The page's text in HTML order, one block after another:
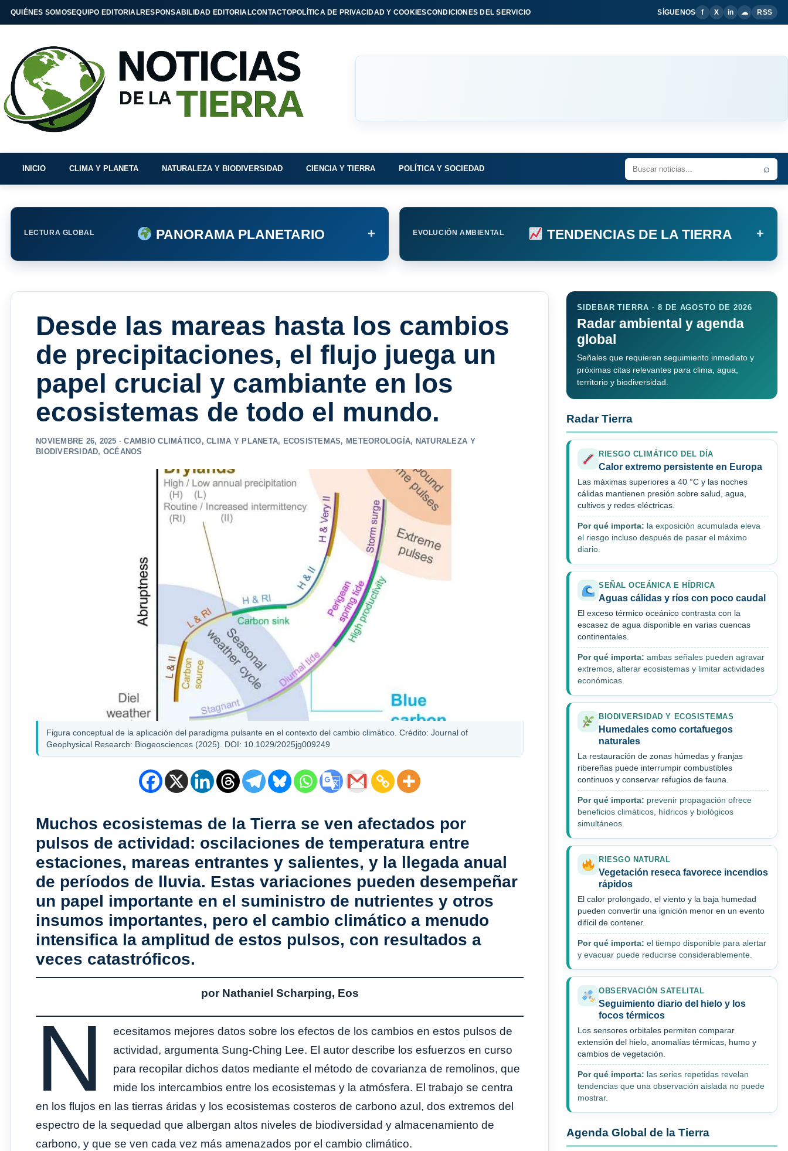
QUIÉNES SOMOSEQUIPO EDITORIALRESPONSABILIDAD EDITORIALCONTACTOPOLÍTICA DE PRIVACIDAD Y COOKIESCONDICIONES DEL SERVICIO SÍGUENOS f X in ☁ RSS
INICIO CLIMA Y PLANETA NATURALEZA Y BIODIVERSIDAD CIENCIA Y TIERRA POLÍTICA Y SOCIEDAD ⌕
LECTURA GLOBAL PANORAMA PLANETARIO + EVOLUCIÓN AMBIENTAL TENDENCIAS DE LA TIERRA +
Desde las mareas hasta los cambios
de precipitaciones, el flujo juega un
papel crucial y cambiante en los
ecosistemas de todo el mundo.
NOVIEMBRE 26, 2025 ·CAMBIO CLIMÁTICO,CLIMA Y PLANETA, ECOSISTEMAS, METEOROLOGÍA, NATURALEZA Y
BIODIVERSIDAD, OCÉANOS
Figura conceptual de la aplicación del paradigma pulsante en el contexto del cambio climático. Crédito: Journal of
Geophysical Research: Biogeosciences (2025). DOI: 10.1029/2025jg009249
Muchos ecosistemas de la Tierra se ven afectados por
pulsos de actividad: oscilaciones de temperatura entre
estaciones, mareas entrantes y salientes, y la llegada anual
de períodos de lluvia. Estas variaciones pueden desempeñar
un papel importante en el suministro de nutrientes y otros
insumos importantes, pero el cambio climático a menudo
intensifica la amplitud de estos pulsos, con resultados a
veces catastróficos.
por Nathaniel Scharping, Eos
N
ecesitamos mejores datos sobre los efectos de los cambios en estos pulsos de
actividad, argumenta Sung-Ching Lee. El autor describe los esfuerzos en curso
para recopilar dichos datos mediante el método de covarianza de remolinos, que
mide los intercambios entre los ecosistemas y la atmósfera. El trabajo se centra
en los flujos en las tierras áridas y los ecosistemas costeros de carbono azul, dos extremos del
espectro de la sequedad que albergan altos niveles de biodiversidad y almacenamiento de
carbono, y que se ven cada vez más amenazados por el cambio climático.
SIDEBAR TIERRA · 8 DE AGOSTO DE 2026
Radar ambiental y agenda
global
Señales que requieren seguimiento inmediato y
próximas citas relevantes para clima, agua,
territorio y biodiversidad.
Radar Tierra
RIESGO CLIMÁTICO DEL DÍA
Calor extremo persistente en Europa
Las máximas superiores a 40 °C y las noches
cálidas mantienen presión sobre salud, agua,
cultivos y redes eléctricas.
Por qué importa: la exposición acumulada eleva
el riesgo incluso después de pasar el máximo
diario.
SEÑAL OCEÁNICA E HÍDRICA
Aguas cálidas y ríos con poco caudal
El exceso térmico oceánico contrasta con la
escasez de agua disponible en varias cuencas
continentales.
Por qué importa: ambas señales pueden agravar
extremos, alterar ecosistemas y limitar actividades
económicas.
BIODIVERSIDAD Y ECOSISTEMAS
Humedales como cortafuegos
naturales
La restauración de zonas húmedas y franjas
ribereñas puede interrumpir combustibles
continuos y conservar refugios de fauna.
Por qué importa: prevenir propagación ofrece
beneficios climáticos, hídricos y biológicos
simultáneos.
RIESGO NATURAL
Vegetación reseca favorece incendios
rápidos
El calor prolongado, el viento y la baja humedad
pueden convertir una ignición menor en un evento
difícil de contener.
Por qué importa: el tiempo disponible para alertar
y evacuar puede reducirse considerablemente.
OBSERVACIÓN SATELITAL
Seguimiento diario del hielo y los
focos térmicos
Los sensores orbitales permiten comparar
extensión del hielo, anomalías térmicas, humo y
cambios de vegetación.
Por qué importa: las series repetidas revelan
tendencias que una observación aislada no puede
mostrar.
Agenda Global de la Tierra